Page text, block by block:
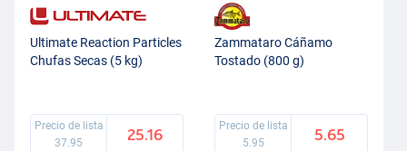
Ultimate Reaction Particles
Chufas Secas (5 kg)
Precio de lista
37.95
25.16
Zammataro Cáñamo
Tostado (800 g)
Precio de lista
5.95
5.65